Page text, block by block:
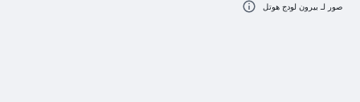
صور لـ بيرون لودج هوتل